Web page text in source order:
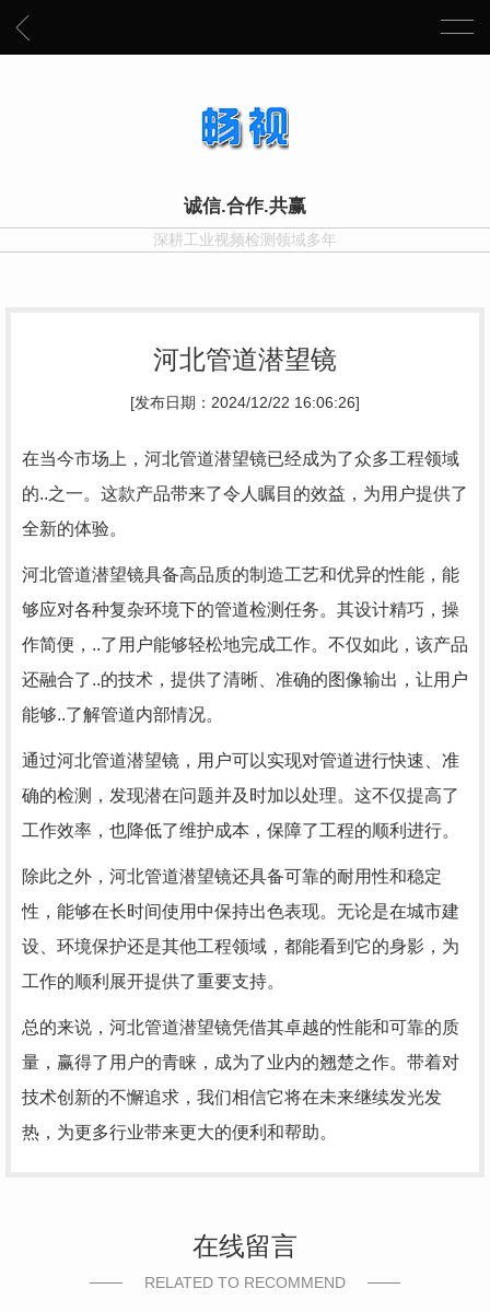
诚信.合作.共赢
深耕工业视频检测领域多年
河北管道潜望镜
[发布日期：2024/12/22 16:06:26]
在当今市场上，河北管道潜望镜已经成为了众多工程领域
的..之一。这款产品带来了令人瞩目的效益，为用户提供了
全新的体验。
河北管道潜望镜具备高品质的制造工艺和优异的性能，能
够应对各种复杂环境下的管道检测任务。其设计精巧，操
作简便，..了用户能够轻松地完成工作。不仅如此，该产品
还融合了..的技术，提供了清晰、准确的图像输出，让用户
能够..了解管道内部情况。
通过河北管道潜望镜，用户可以实现对管道进行快速、准
确的检测，发现潜在问题并及时加以处理。这不仅提高了
工作效率，也降低了维护成本，保障了工程的顺利进行。
除此之外，河北管道潜望镜还具备可靠的耐用性和稳定
性，能够在长时间使用中保持出色表现。无论是在城市建
设、环境保护还是其他工程领域，都能看到它的身影，为
工作的顺利展开提供了重要支持。
总的来说，河北管道潜望镜凭借其卓越的性能和可靠的质
量，赢得了用户的青睐，成为了业内的翘楚之作。带着对
技术创新的不懈追求，我们相信它将在未来继续发光发
热，为更多行业带来更大的便利和帮助。
在线留言
RELATED TO RECOMMEND